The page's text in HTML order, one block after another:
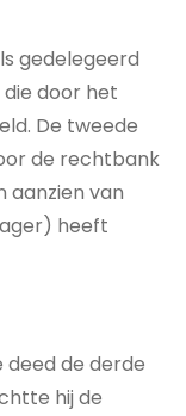
gedelegeerd
door het
De tweede
de rechtbank
aanzien van
heeft
de derde
hij de